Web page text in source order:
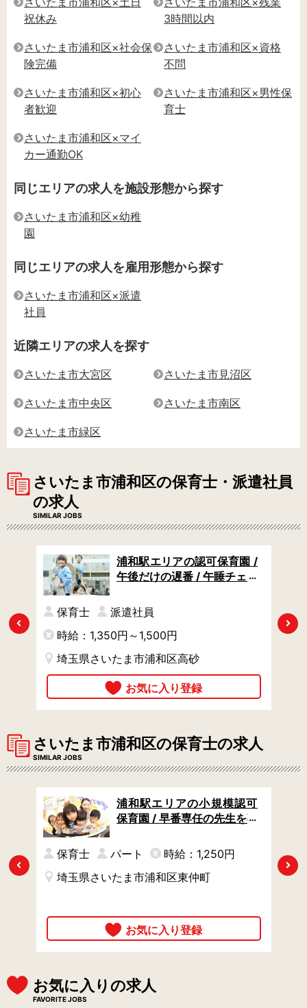
祝休み
3時間以内
さいたま市浦和区×社会保
険完備
さいたま市浦和区×資格
不問
さいたま市浦和区×初心
者歓迎
さいたま市浦和区×男性保
育士
さいたま市浦和区×マイ
カー通勤OK
同じエリアの求人を施設形態から探す
さいたま市浦和区×幼稚
園
同じエリアの求人を雇用形態から探す
さいたま市浦和区×派遣
社員
近隣エリアの求人を探す
さいたま市大宮区 さいたま市見沼区
さいたま市中央区 さいたま市南区
さいたま市緑区
さいたま市浦和区の保育士・派遣社員
の求人
SIMILAR JOBS
Previous
浦和駅エリアの認可保育園 /
午後だけの遅番 / 午睡チェッ
週3日からOK
保育士
派遣社員
時給：1,350円～1,500円
埼玉県さいたま市浦和区高砂
Next
さいたま市浦和区の保育士の求人
SIMILAR JOBS
Previous
浦和駅エリアの小規模認可
保育園 / 早番専任の先生を募
/ 研修制度あり
保育士 パート
時給：1,250円
埼玉県さいたま市浦和区東仲町
Next
お気に入りの求人
FAVORITE JOBS